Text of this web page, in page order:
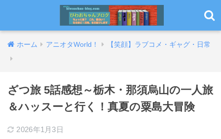
ホーム アニオタWorld！ 【笑顔】ラブコメ・ギャグ・日常
ざつ旅 5話感想～栃木・那須烏山の一人旅
＆ハッスーと行く！真夏の粟島大冒険
2026年1月3日